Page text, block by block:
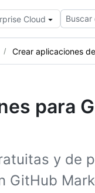
Cloud
Crear aplicaciones
para
y de
GitHub